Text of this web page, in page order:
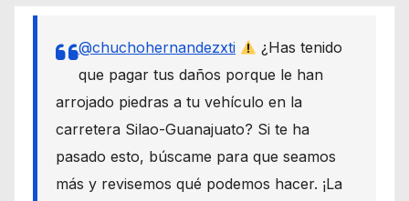
@chuchohernandezxti
¿Has tenido
que pagar tus daños porque le han
arrojado piedras a tu vehículo en la
carretera Silao-Guanajuato? Si te ha
pasado esto, búscame para que seamos
más y revisemos qué podemos hacer. ¡La